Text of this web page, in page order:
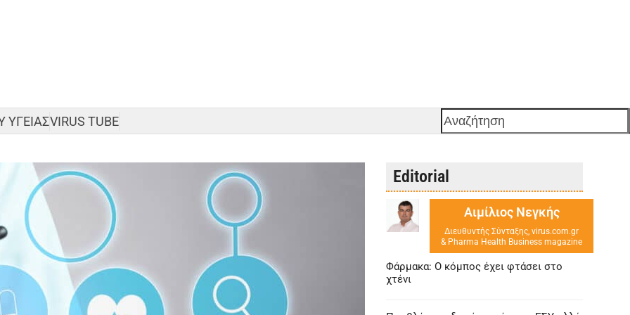
ΥΓΕΙΑΣVIRUS TUBE Αναζήτηση
Editorial
Αιμίλιος Νεγκής
Διευθυντής Σύνταξης, virus.com.gr
& Pharma Health Business magazine
Φάρμακα: Ο κόμπος έχει φτάσει στο
χτένι